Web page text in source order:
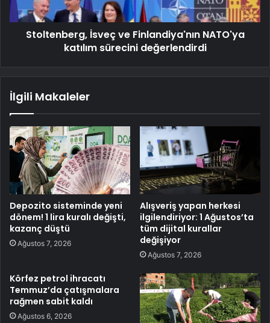
Stoltenberg, İsveç ve Finlandiya'nın NATO'ya
katılım sürecini değerlendirdi
İlgili Makaleler
Depozito sisteminde yeni
dönem! 1 lira kuralı değişti,
kazanç düştü
Ağustos 7, 2026
Alışveriş yapan herkesi
ilgilendiriyor: 1 Ağustos’ta
tüm dijital kurallar
değişiyor
Ağustos 7, 2026
Körfez petrol ihracatı
Temmuz’da çatışmalara
rağmen sabit kaldı
Ağustos 6, 2026